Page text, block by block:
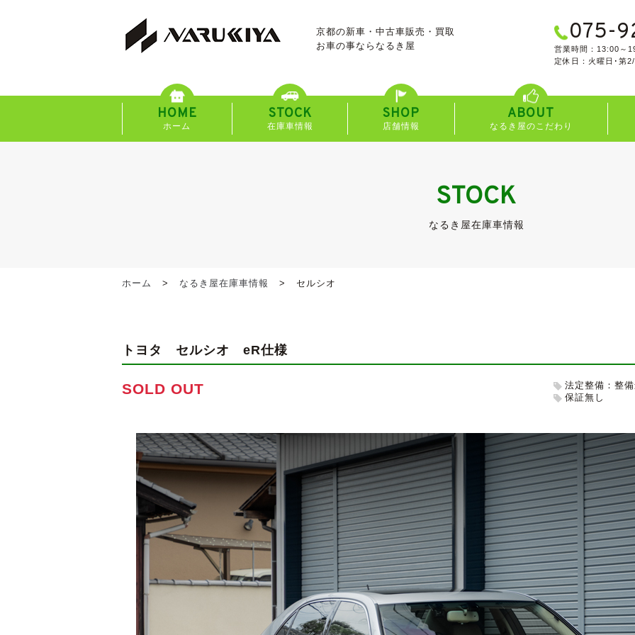
京都の新車・中古車販売・買取
お車の事なら なるき屋
075-
営業時間：13:00～
定休日：火曜日･第
HOME
ホーム
STOCK
在庫車情報
SHOP
店舗情報
ABOUT
なるき屋のこだわり
STOCK
なるき屋在庫車情報
ホーム なるき屋在庫車情報 セルシオ
トヨタ セルシオ eR仕様
SOLD OUT
法定整備：整
保証無し